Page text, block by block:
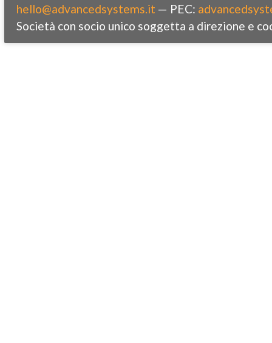
hello@advancedsystems.it — PEC:
Società con socio unico soggetta a direzione e